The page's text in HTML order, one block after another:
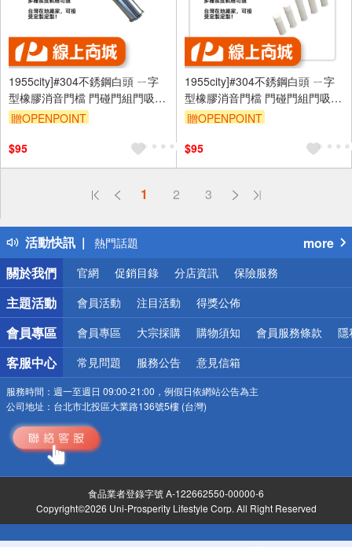
1955city]#304不銹鋼白頭 ㄧ字
型橡膠消音門檔 門碰門組門吸打
孔款1101-c [ 不銹鋼白頭95mm]
贈OPENPOINT
$95
1955city]#304不銹鋼白頭 ㄧ字
型橡膠消音門檔 門碰門組門吸打
孔款1101-B 不銹鋼烤漆白+白頭
贈OPENPOINT
$95
1 2 3
活動快訊
偏遠地區配送
得獎公告
熱門話題
銀行優惠
偏遠地區配送
詐騙網頁！請小心！
more
關於我們
官網 促銷目錄 分店資訊 保險服務
主題活動 會員活動 注目活動 得獎公佈
會員專區 會員專區 大宗採購 購物須知 會員服務條款 隱
客服中心 常見問題 服務公告 意見信箱
服務時間： 週一至週日 09:00-21:00，例假日依網站公告為主
公司地址： 台北市北投區大業路136號5樓 (台灣)
食品業者登錄字號 A-122662550-00000-6
Copyright©2026 Uni-Prosperity Lifestyle Corp. All Right Reserved